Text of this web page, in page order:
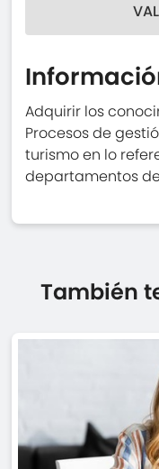
Adquirir los
Procesos de
turismo en lo
departamentos
También